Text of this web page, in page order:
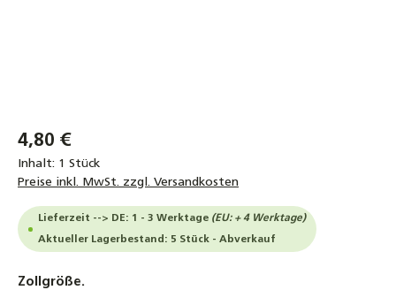
4,80 €
Inhalt: 1 Stück
Preise inkl. MwSt. zzgl. Versandkosten
Lieferzeit --> DE: 1 - 3 Werktage (EU: + 4 Werktage)
Aktueller Lagerbestand: 5 Stück - Abverkauf
Zollgröße.